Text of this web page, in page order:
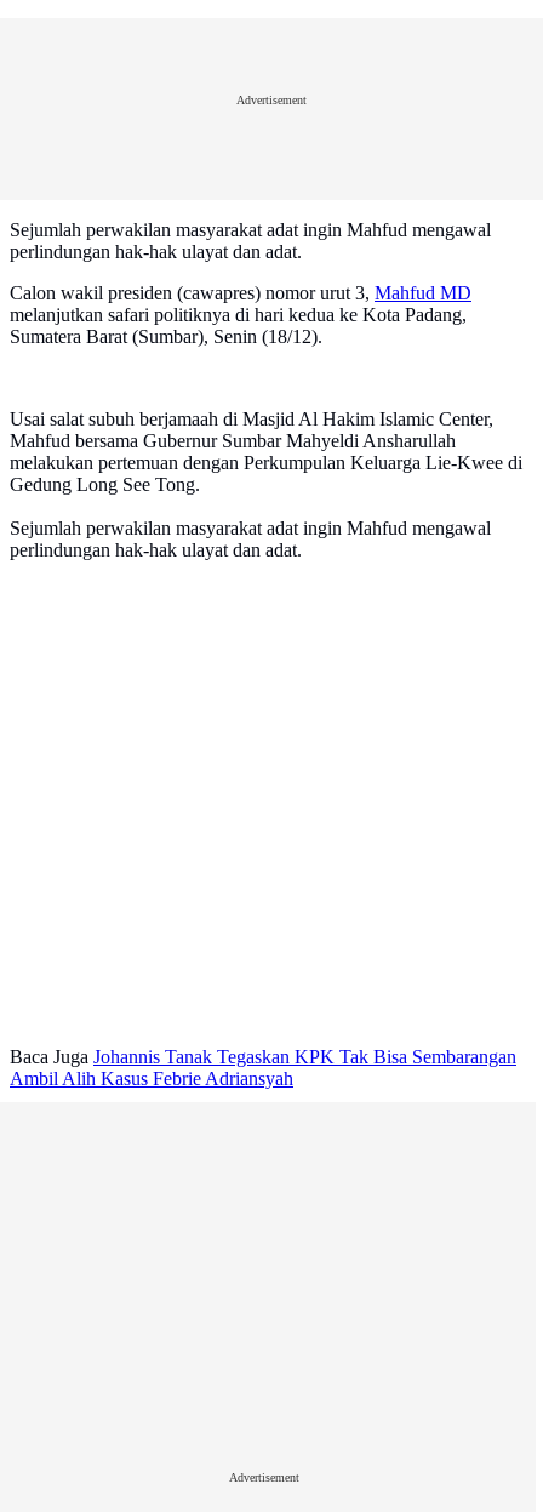
Advertisement
Sejumlah perwakilan masyarakat adat ingin Mahfud mengawal
perlindungan hak-hak ulayat dan adat.
Calon wakil presiden (cawapres) nomor urut 3, Mahfud MD
melanjutkan safari politiknya di hari kedua ke Kota Padang,
Sumatera Barat (Sumbar), Senin (18/12).
Usai salat subuh berjamaah di Masjid Al Hakim Islamic Center,
Mahfud bersama Gubernur Sumbar Mahyeldi Ansharullah
melakukan pertemuan dengan Perkumpulan Keluarga Lie-Kwee di
Gedung Long See Tong.
Sejumlah perwakilan masyarakat adat ingin Mahfud mengawal
perlindungan hak-hak ulayat dan adat.
Baca Juga Johannis Tanak Tegaskan KPK Tak Bisa Sembarangan
Ambil Alih Kasus Febrie Adriansyah
Advertisement